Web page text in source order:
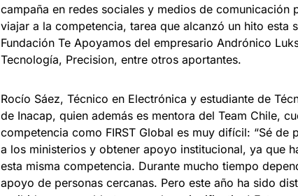
campaña en redes sociales y medios de comunicación
viajar a la competencia, tarea que alcanzó un hito esta
Fundación Te Apoyamos del empresario Andrónico
Tecnología, Precision, entre otros aportantes.
Rocío Sáez, Técnico en Electrónica y estudiante de
de Inacap, quien además es mentora del Team Chile,
competencia como FIRST Global es muy difícil: “Sé
a los ministerios y obtener apoyo institucional, ya que
esta misma competencia. Durante mucho tiempo
apoyo de personas cercanas. Pero este año ha sido